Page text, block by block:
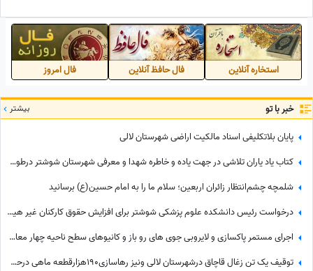
استخاره آنلاین فال حافظ آنلاین فال امروز
خبر با تو بیشتر
پایان بلاتکلیفی اسناد مالکیت اراضی شهرستان لالی
کتاب یاد یاران تلاشی در جهت یاده و خاطره شهدا و معرفی شهرستان شوشتر درطول هشت سال دفاع مقدس
شلمچه چشم‌انتظار زائران اربعین؛ سلام ما را به امام حسین(ع) برسانید
درخواست رئیس دانشکده علوم پزشکی شوشتر برای افزایش حقوق کارکنان غیر هیئت علمی
اجرای مستمر پاکسازی و لایروبی جوی های رو باز و کانیوهای سطح ناحیه چهار معاونت خدمات شهری شهرداری شوشتر
توقیف یک تن زغال قاچاق درشهرستان لالی ونیز رهاسازی190هزارقطعه ماهی درحوزه آبگیر این شهرستان